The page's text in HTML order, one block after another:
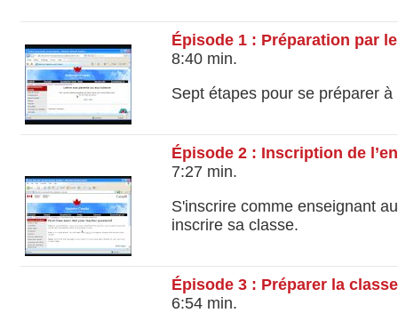
Épisode 1 : Préparation par
8:40 min.
Sept étapes pour se préparer
Épisode 2 : Inscription de
7:27 min.
S'inscrire comme enseignant
inscrire sa classe.
Épisode 3 : Préparer la
6:54 min.